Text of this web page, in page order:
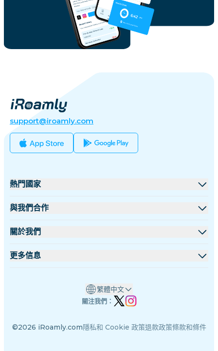
support@iroamly.com
熱門國家
美國
法國
印度
與我們合作
批發平台
關於我們
關於 iRoamly
更多信息
作者團隊
©2026 iRoamly.com隱私和 Cookie 政策退款政策條款和條件
繁體中文
關注我們：